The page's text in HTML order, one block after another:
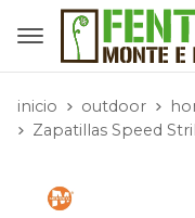
inicio outdoor
Zapatillas Speed